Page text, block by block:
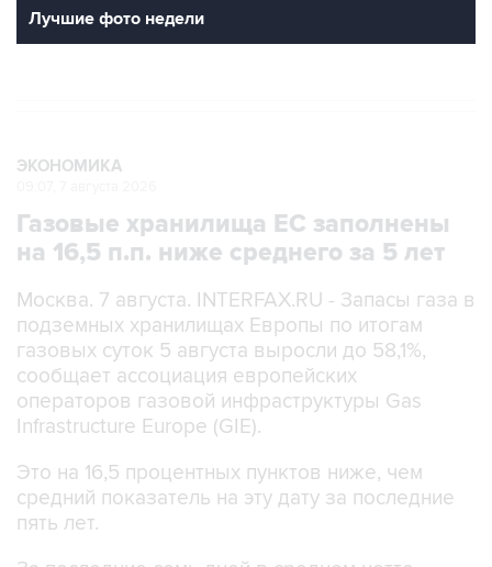
Газовые хранилища ЕС заполнены
на 16,5 п.п. ниже среднего за 5 лет
Москва. 7 августа. INTERFAX.RU - Запасы газа в
газовых суток 5 августа выросли до 58,1%,
сообщает ассоциация европейских
операторов газовой инфраструктуры Gas
Infrastructure Europe (GIE).
Это на 16,5 процентных пунктов ниже, чем
пять лет.
За последние семь дней в среднем нетто-